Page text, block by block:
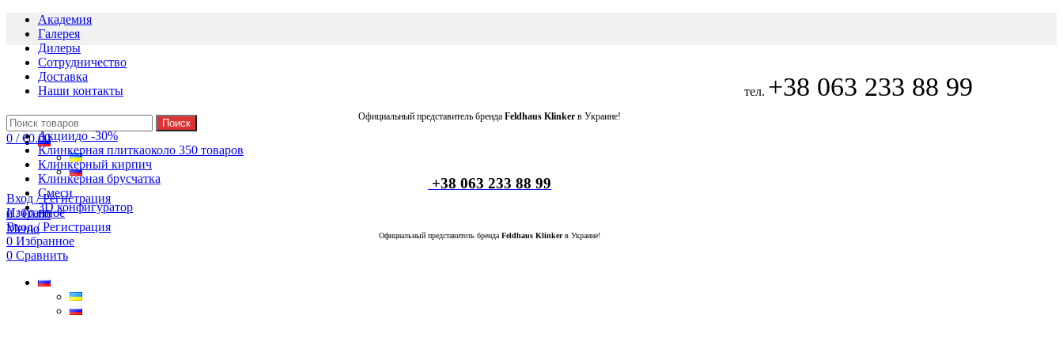
Академия
Галерея
Дилеры
Сотрудничество
Доставка
Наши контакты
Официальный представитель бренда Feldhaus Klinker в Украине!
Вход / Регистрация
Избранное
Вход / Регистрация
0 Избранное
0 Сравнить
тел. +38 063 233 88 99
Поиск
0 / €0.00
+38 063 233 88 99
0/ €0.00
Меню
Акциидо -30%
Клинкерная плиткаоколо 350 товаров
Клинкерный кирпич
Клинкерная брусчатка
Смеси
3D конфигуратор
Официальный представитель бренда Feldhaus Klinkerв Украине!